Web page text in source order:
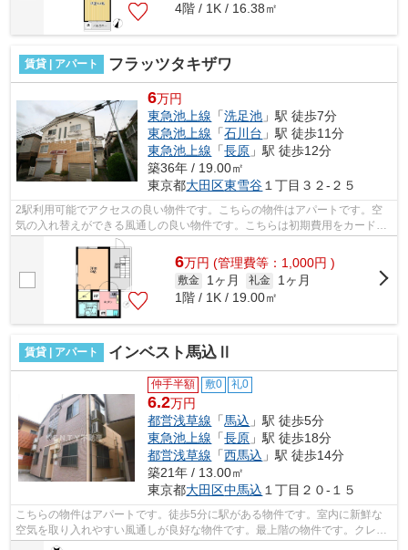
4階 / 1K / 16.38㎡
賃貸 | アパート フラッツタキザワ
6万円
東急池上線 「洗足池 」駅 徒歩7分
東急池上線 「石川台 」駅 徒歩11分
東急池上線 「長原 」駅 徒歩12分
築36年 / 19.00㎡
東京都大田区東雪谷 １丁目３２-２５
2駅利用可能でアクセスの良い物件です。こちらの物件はアパートです。空
気の入れ替えができる風通しの良い物件です。こちらは初期費用をカードで
お支払いいただける物件なので、支払い...
6万円 (管理費等：1,000円 )
敷金 1ヶ月 礼金
1ヶ月
1階 / 1K / 19.00㎡
賃貸 | アパート インベスト馬込Ⅱ
仲手半額 敷0 礼0
6.2万円
都営浅草線 「馬込 」駅 徒歩5分
東急池上線 「長原 」駅 徒歩18分
都営浅草線 「西馬込 」駅 徒歩14分
築21年 / 13.00㎡
東京都大田区中馬込 １丁目２０-１５
こちらの物件はアパートです。徒歩5分に駅がある物件です。室内に新鮮な
空気を取り入れやすい風通しが良好な物件です。最上階の物件です。クレジ
ットカードで初期費用がお支払いいただ...